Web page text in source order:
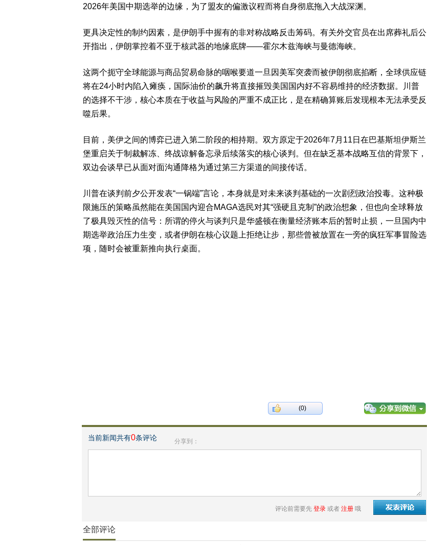
2026年美国中期选举的边缘，为了盟友的偏激议程而将自身彻底拖入大战深渊。
更具决定性的制约因素，是伊朗手中握有的非对称战略反击筹码。有关外交官员在出席葬礼后公
开指出，伊朗掌控着不亚于核武器的地缘底牌——霍尔木兹海峡与曼德海峡。
这两个扼守全球能源与商品贸易命脉的咽喉要道一旦因美军突袭而被伊朗彻底掐断，全球供应链
将在24小时内陷入瘫痪，国际油价的飙升将直接摧毁美国国内好不容易维持的经济数据。川普
的选择不干涉，核心本质在于收益与风险的严重不成正比，是在精确算账后发现根本无法承受反
噬后果。
目前，美伊之间的博弈已进入第二阶段的相持期。双方原定于2026年7月11日在巴基斯坦伊斯兰
堡重启关于制裁解冻、终战谅解备忘录后续落实的核心谈判。但在缺乏基本战略互信的背景下，
双边会谈早已从面对面沟通降格为通过第三方渠道的间接传话。
川普在谈判前夕公开发表“一锅端”言论，本身就是对未来谈判基础的一次剧烈政治投毒。这种极
限施压的策略虽然能在美国国内迎合MAGA选民对其“强硬且克制”的政治想象，但也向全球释放
了极具毁灭性的信号：所谓的停火与谈判只是华盛顿在衡量经济账本后的暂时止损，一旦国内中
期选举政治压力生变，或者伊朗在核心议题上拒绝让步，那些曾被放置在一旁的疯狂军事冒险选
项，随时会被重新推向执行桌面。
(0)
当前新闻共有0条评论 分享到：
评论前需要先 登录 或者 注册 哦
全部评论